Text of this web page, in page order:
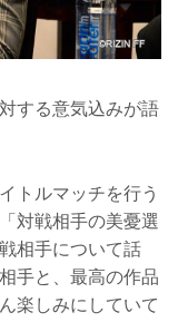
する意気込みが語
トルマッチを行う
対戦相手の美憂選
相手について話
手と、最高の作品
楽しみにしていて